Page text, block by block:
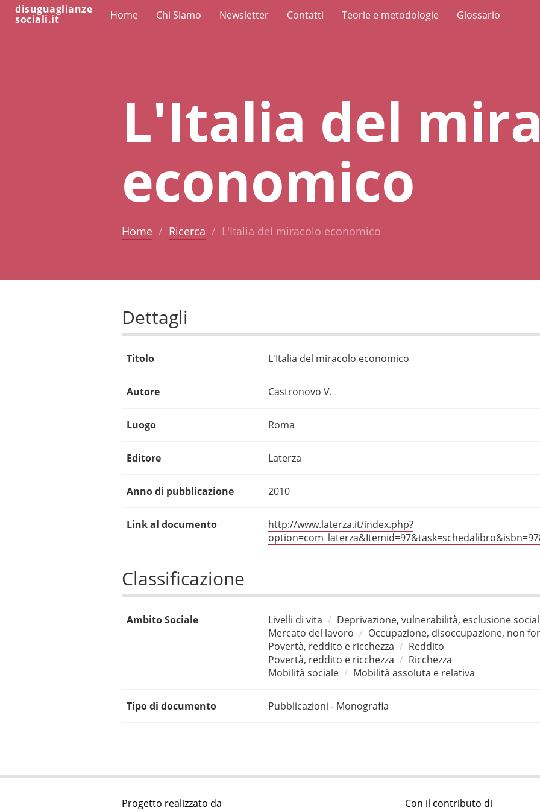
disuguaglianze
sociali.it Home Chi Siamo Newsletter Contatti Teorie e metodologie Glossario
L'Italia del
economico
Home Ricerca L'Italia del miracolo economico
Dettagli
Titolo L'Italia del miracolo economico
Autore Castronovo V.
Luogo Roma
Editore Laterza
Anno di pubblicazione 2010
Link al documento
http://www.laterza.it/index.php?
Classificazione
Ambito Sociale Livelli di vita
Deprivazione, vulnerabilità, esclusione
Mercato del lavoro
Occupazione, disoccupazione, non
Povertà, reddito e ricchezza
Reddito
Povertà, reddito e ricchezza
Ricchezza
Mobilità sociale
Mobilità assoluta e relativa
Tipo di documento Pubblicazioni - Monografia
Progetto realizzato da Con il contributo di